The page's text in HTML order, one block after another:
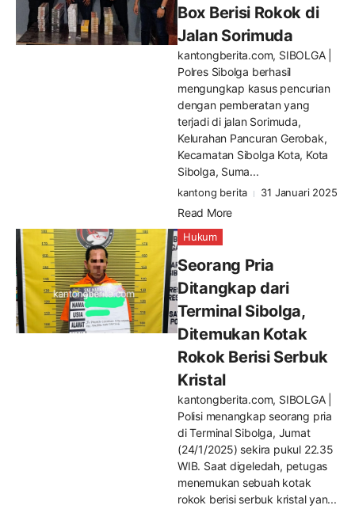
Box Berisi Rokok di
Jalan Sorimuda
kantongberita.com, SIBOLGA |
Polres Sibolga berhasil
mengungkap kasus pencurian
dengan pemberatan yang
terjadi di jalan Sorimuda,
Kelurahan Pancuran Gerobak,
Kecamatan Sibolga Kota, Kota
Sibolga, Suma...
kantong berita 31 Januari 2025
Read More
Hukum
Seorang Pria
Ditangkap dari
Terminal Sibolga,
Ditemukan Kotak
Rokok Berisi Serbuk
Kristal
kantongberita.com, SIBOLGA |
Polisi menangkap seorang pria
di Terminal Sibolga, Jumat
(24/1/2025) sekira pukul 22.35
WIB. Saat digeledah, petugas
menemukan sebuah kotak
rokok berisi serbuk kristal yan...